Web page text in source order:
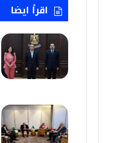
اقرأ ايضا